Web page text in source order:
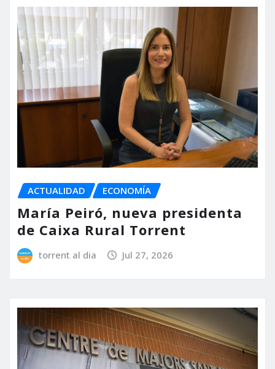
ACTUALIDAD ECONOMÍA
María Peiró, nueva presidenta
de Caixa Rural Torrent
torrent al dia Jul 27, 2026